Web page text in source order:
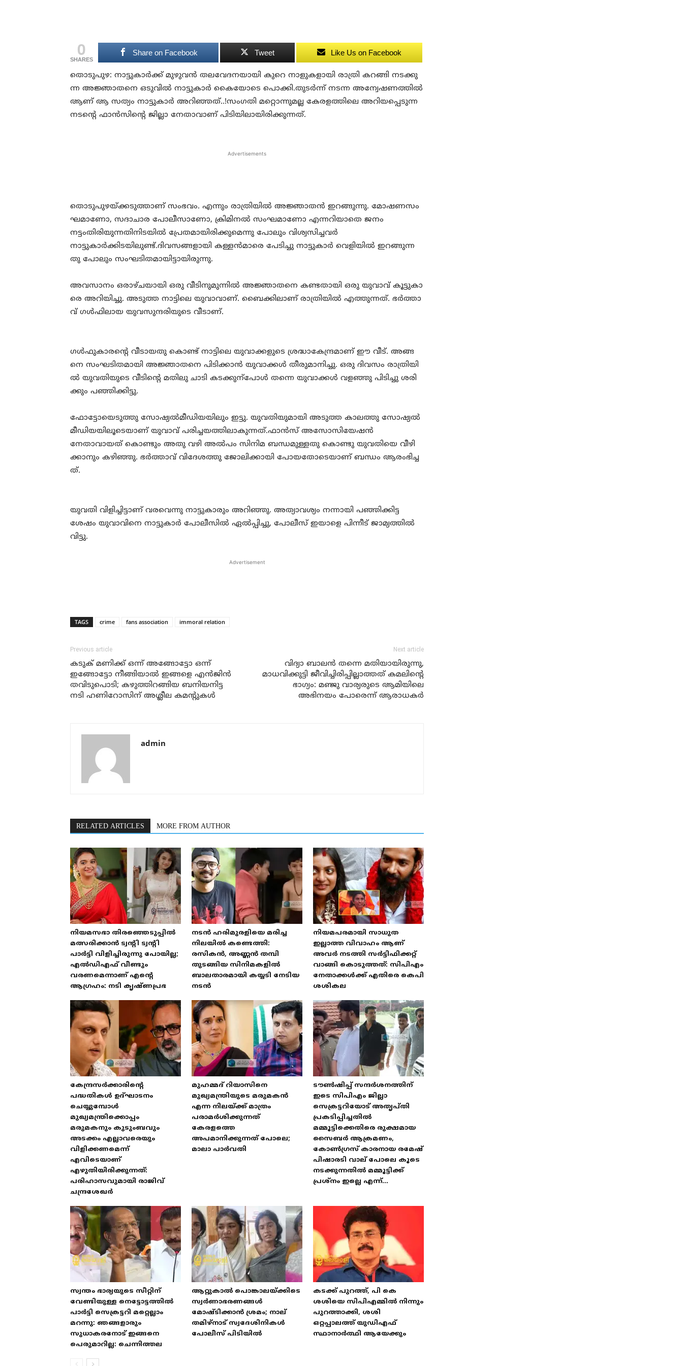
0
SHARES
Share on Facebook Tweet Like Us on Facebook
തൊ​ടു​പു​ഴ: നാട്ടുകാര്‍ക്ക് മുഴുവന്‍ ത​ല​വേ​ദ​ന​യാ​യി കു​റെ നാ​ളു​ക​ളാ​യി രാ​ത്രി ക​റ​ങ്ങി ന​ട​ക്കു​
ന്ന അ​ജ്ഞാ​ത​നെ ഒടുവില്‍ നാ​ട്ടു​കാ​ർ കൈ​യോ​ടെ പൊ​ക്കി.തുടര്‍ന്ന് നടന്ന അന്വേഷണത്തില്‍
ആണ് ആ സത്യം നാട്ടുകാര്‍ അറിഞ്ഞത്..!സംഗതി മറ്റൊന്നുമല്ല കേ​ര​ള​ത്തി​ലെ അ​റി​യ​പ്പെ​ടു​ന്ന
ന​ട​ന്‍റെ ഫാ​ൻ​സി​ന്‍റെ ജി​ല്ലാ നേ​താ​വാണ് പി​ടി​യി​ലാ​യി​രി​ക്കു​ന്ന​ത്.
Advertisements
തൊ​ടു​പു​ഴ​യ്ക്ക​ടു​ത്താ​ണ് സം​ഭ​വം. എ​ന്നും രാ​ത്രി​യി​ൽ അ​ജ്ഞാ​ത​ൻ ഇ​റ​ങ്ങു​ന്നു. മോ​ഷ​ണ​സം​
ഘ​മാ​ണോ, സ​ദാ​ചാ​ര പോ​ലീ​സാ​ണോ, ക്രി​മി​ന​ൽ സം​ഘ​മാ​ണോ എ​ന്ന​റി​യാ​തെ ജ​നം
നട്ടംതിരിയുന്ന​തി​നി​ട​യി​ൽ പ്രേ​ത​മാ​യി​രി​ക്കു​മെ​ന്നു പോലും വിശ്വസിച്ചവര്‍
നാട്ടുകാര്‍ക്കിടയിലുണ്ട്.ദിവസങ്ങളായി ക​ള്ള​ൻ​മാ​രെ പേ​ടി​ച്ചു നാ​ട്ടു​കാ​ർ വെ​ളി​യി​ൽ ഇ​റ​ങ്ങു​ന്ന​
തു പോ​ലും സം​ഘ​ടി​ത​മാ​യി​ട്ടാ​യി​രു​ന്നു.
അ​വ​സാ​നം ഒ​രാ​ഴ്ച​യാ​യി ഒ​രു വീ​ടി​നു​മു​ന്നി​ൽ അ​ജ്ഞാ​ത​നെ ക​ണ്ട​താ​യി ഒ​രു യു​വാ​വ് കൂ​ട്ടു​കാ​
രെ അ​റി​യി​ച്ചു. അ​ടു​ത്ത നാ​ട്ടി​ലെ യു​വാ​വാ​ണ്. ബൈ​ക്കി​ലാ​ണ് രാ​ത്രി​യി​ൽ എ​ത്തു​ന്ന​ത്. ഭ​ർ​ത്താ​
വ് ഗ​ൾ​ഫി​ലാ​യ യു​വ​സു​ന്ദ​രി​യു​ടെ വീ​ടാ​ണ്.
ഗ​ൾ​ഫു​കാ​ര​ന്‍റെ വീ​ടാ​യ​തു കൊ​ണ്ട് നാ​ട്ടി​ലെ യു​വാ​ക്ക​ളു​ടെ ശ്രദ്ധാകേ​ന്ദ്ര​മാ​ണ് ഈ ​വീ​ട്. അ​ങ്ങ​
നെ സം​ഘ​ടി​ത​മാ​യി അ​ജ്ഞാ​ത​നെ പി​ടി​ക്കാ​ൻ യു​വാ​ക്ക​ൾ തീ​രു​മാ​നി​ച്ചു. ഒ​രു ദി​വ​സം രാ​ത്രി​യി​
ൽ യു​വ​തി​യു​ടെ വീ​ടി​ന്‍റെ മ​തി​ലു ചാ​ടി ക​ട​ക്കു​ന്പോ​ൾ ത​ന്നെ യു​വാ​ക്ക​ൾ വ​ള​ഞ്ഞു പിടിച്ചു ശ​രി​
ക്കും പ​ഞ്ഞി​ക്കി​ട്ടു.
ഫോ​ട്ടോ​യെ​ടു​ത്തു സോ​ഷ്യ​ൽ​മീഡി​യ​യി​ലും ഇട്ടു. യു​വ​തി​യു​മാ​യി അ​ടു​ത്ത കാ​ല​ത്തു സോ​ഷ്യ​ൽ​
മീ​ഡി​യ​യി​ലൂ​ടെയാണ് യുവാവ് പരിച്ചയത്തിലാകുന്നത്.ഫാന്‍സ്‌ അസോസിയേഷന്‍
നേതാവായത് കൊണ്ടും അതു വഴി അ​ൽ​പം സി​നി​മ ബ​ന്ധ​മു​ള്ള​തു കൊ​ണ്ടു യു​വ​തി​യെ വീ​ഴി​
ക്കാ​നും ക​ഴി​ഞ്ഞു. ഭ​ർ​ത്താ​വ് വി​ദേ​ശ​ത്തു ജോ​ലി​ക്കാ​യി പോ​യ​തോ​ടെ​യാ​ണ് ബ​ന്ധം ആ​രം​ഭി​ച്ച​
ത്.
യു​വ​തി വി​ളി​ച്ചി​ട്ടാ​ണ് വ​ര​വെ​ന്നു നാ​ട്ടു​കാ​രും അ​റി​ഞ്ഞു. അത്യാവശ്യം നന്നായി പഞ്ഞിക്കിട്ട
ശേഷം യുവാവിനെ നാട്ടുകാര്‍ പോലീസില്‍ ഏല്‍പ്പിച്ചു, പോ​ലീ​സ് ഇയാളെ പിന്നീട് ജാ​മ്യ​ത്തി​ൽ
വിട്ടു.
Advertisement
TAGS crime fans association immoral relation
Previous article
കടുക് മണിക്ക് ഒന്ന് അങ്ങോട്ടോ ഒന്ന്
ഇങ്ങോട്ടോ നീങ്ങിയാല്‍ ഇങ്ങളെ എന്‍ജിന്‍
തവിടുപൊടി; കഴുത്തിറങ്ങിയ ബനിയനിട്ട
നടി ഹണിറോസിന് അശ്ലീല കമന്റുകള്‍
Next article
വിദ്യാ ബാലന്‍ തന്നെ മതിയായിരുന്നു,
മാധവിക്കുട്ടി ജീവിച്ചിരിപ്പില്ലാത്തത് കമലിന്റെ
ഭാഗ്യം: മഞ്ജു വാര്യരുടെ ആമിയിലെ
അഭിനയം പോരെന്ന് ആരാധകര്‍
admin
RELATED ARTICLES MORE FROM AUTHOR
നിയമസഭാ തിരഞ്ഞെടുപ്പിൽ
മത്സരിക്കാൻ ട്വന്റി ട്വന്റി
പാർട്ടി വിളിച്ചിരുന്നു പോയില്ല;
എൽഡിഎഫ് വീണ്ടും
വരണമെന്നാണ് എന്റെ
ആഗ്രഹം: നടി കൃഷ്ണപ്രഭ
നടൻ ഹരിമുരളിയെ മരിച്ച
നിലയിൽ കണ്ടെത്തി:
രസികൻ, അണ്ണൻ തമ്പി
തുടങ്ങിയ സിനിമകളിൽ
ബാലതാരമായി കയ്യടി നേടിയ
നടൻ
നിയമപരമായി സാധുത
ഇല്ലാത്ത വിവാഹം ആണ്
അവർ നടത്തി സർട്ടിഫിക്കറ്റ്
വാങ്ങി കൊടുത്തത്: സിപിഎം
നേതാക്കൾക്ക് എതിരെ കെപി
ശശികല
കേന്ദ്രസർക്കാരിന്റെ
പദ്ധതികൾ ഉദ്ഘാടനം
ചെയ്യുമ്പോൾ
മുഖ്യമന്ത്രിക്കൊപ്പം
മരുമകനും കുടുംബവും
അടക്കം എല്ലാവരെയും
വിളിക്കണമെന്ന്
എവിടെയാണ്
എഴുതിയിരിക്കുന്നത്:
പരിഹാസവുമായി രാജിവ്
ചന്ദ്രശേഖർ
മുഹമ്മദ് റിയാസിനെ
മുഖ്യമന്ത്രിയുടെ മരുമകൻ
എന്ന നിലയ്ക്ക് മാത്രം
പരാമർശിക്കുന്നത്
കേരളത്തെ
അപമാനിക്കുന്നത് പോലെ;
മാലാ പാർവതി
ടൗൺഷിപ്പ് സന്ദർശനത്തിന്
ഇടെ സിപിഎം ജില്ലാ
സെക്രട്ടറിയോട് അതൃപ്തി
പ്രകടിപ്പിച്ചതിൽ
മമ്മൂട്ടിക്കെതിരെ രുക്ഷമായ
സൈബർ ആക്രമണം,
കോൺഗ്രസ് കാരനായ രമേഷ്
പിഷാരടി വാല് പോലെ കൂടെ
നടക്കുന്നതിൽ മമ്മൂട്ടിക്ക്
പ്രശ്‌നം ഇല്ലെ എന്ന്...
സ്വന്തം ഭാര്യയുടെ സീറ്റിന്
വേണ്ടിയുള്ള നെട്ടോട്ടത്തിൽ
പാർട്ടി സെക്രട്ടറി മറ്റെല്ലാം
മറന്നു: ഞങ്ങളാരും
സുധാകരനോട് ഇങ്ങനെ
പെരുമാറില്ല: ചെന്നിത്തല
ആറ്റുകാൽ പൊങ്കാലയ്ക്കിടെ
സ്വർണാഭരണങ്ങൾ
മോഷ്ടിക്കാൻ ശ്രമം; നാല്
തമിഴ്‌നാട് സ്വദേശിനികൾ
പോലീസ് പിടിയിൽ
കടക്ക് പുറത്ത്, പി കെ
ശശിയെ സിപിഎമ്മിൽ നിന്നും
പുറത്താക്കി, ശശി
ഒറ്റപ്പാലത്ത് യുഡിഎഫ്
സ്ഥാനാർത്ഥി ആയേക്കും